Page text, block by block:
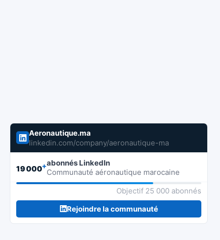
Aeronautique.ma
linkedin.com/company/aeronautique-ma
19 000+abonnés LinkedIn
Communauté aéronautique marocaine
Objectif 25 000 abonnés
Rejoindre la communauté